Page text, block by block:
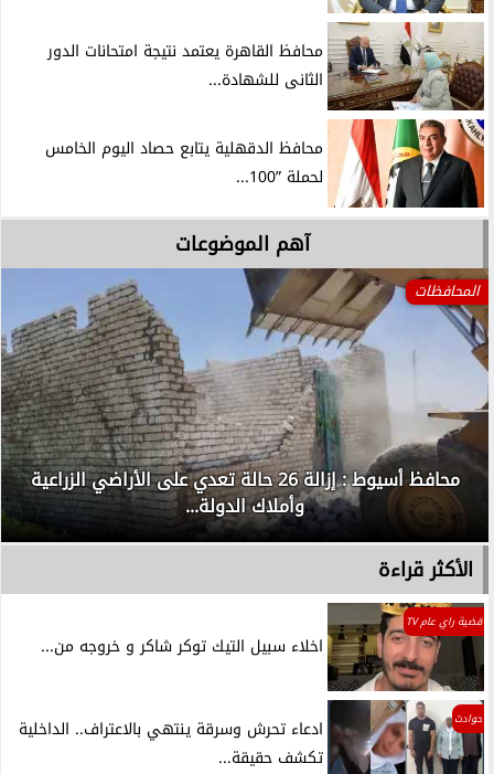
محافظ القاهرة يعتمد نتيجة امتحانات الدور
الثانى للشهادة...
محافظ الدقهلية يتابع حصاد اليوم الخامس
لحملة ”100...
آهم الموضوعات
المحافظات
محافظ أسيوط : إزالة 26 حالة تعدي على الأراضي الزراعية
وأملاك الدولة...
الأكثر قراءة
قضية راي عام TV
اخلاء سبيل التيك توكر شاكر و خروجه من...
حوادث
ادعاء تحرش وسرقة ينتهي بالاعتراف.. الداخلية
تكشف حقيقة...